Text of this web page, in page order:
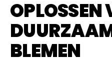
OPLOSSEN
BLEMEN